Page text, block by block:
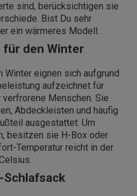
sind, berücksichtigen sie
Bist Du sehr
ein wärmeres Modell.
für den Winter
Winter eignen sich aufgrund
aufzeichnet für
verfrorene Menschen. Sie
Abdeckleisten und häufig
ausgestattet. Um
besitzen sie H-Box oder
Temperatur reicht in der